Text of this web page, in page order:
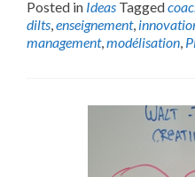
Posted in Ideas Tagged
dilts,enseignement,
management,modélisation,